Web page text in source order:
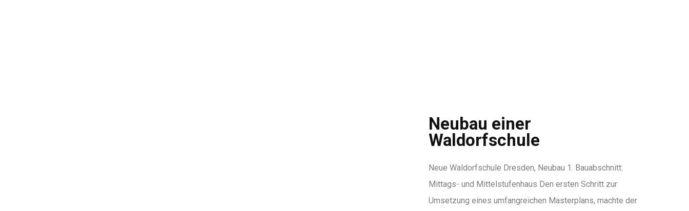
Neubau einer
Waldorfschule
Neue Waldorfschule Dresden, Neubau 1. Bauabschnitt:
Mittags- und Mittelstufenhaus Den ersten Schritt zur
Umsetzung eines umfangreichen Masterplans, machte der